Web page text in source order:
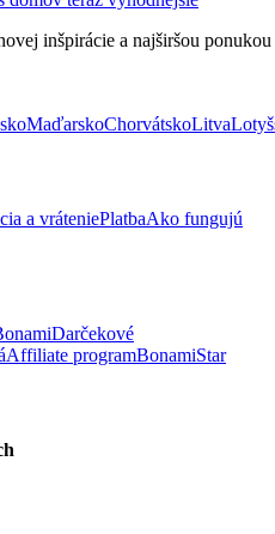
inšpirácie a najširšou ponukou
MaďarskoChorvátskoLitva
a vráteniePlatbaAko fungujú
Darčekové
Affiliate programBonamiStar